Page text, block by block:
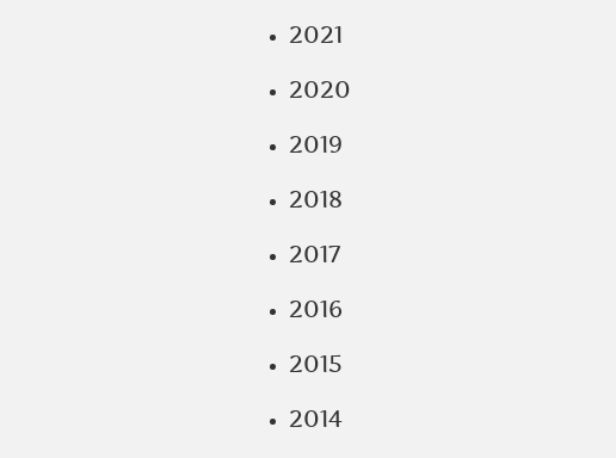
2021
2020
2019
2018
2017
2016
2015
2014